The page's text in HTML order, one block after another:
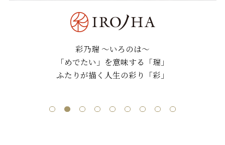
彩乃瑞 ～いろのは～
「めでたい」を意味する「瑞」
ふたりが描く人生の彩り「彩」